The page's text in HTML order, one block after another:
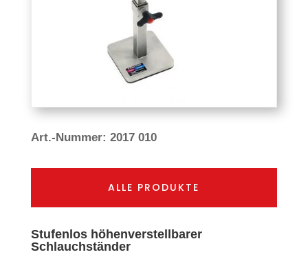
Art.-Nummer: 2017 010
ALLE PRODUKTE
Stufenlos höhenverstellbarer
Schlauchständer